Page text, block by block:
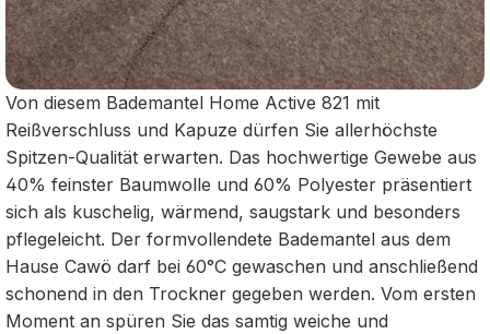
Von diesem Bademantel Home Active 821 mit
Reißverschluss und Kapuze dürfen Sie allerhöchste
Spitzen-Qualität erwarten. Das hochwertige Gewebe aus
40% feinster Baumwolle und 60% Polyester präsentiert
sich als kuschelig, wärmend, saugstark und besonders
pflegeleicht. Der formvollendete Bademantel aus dem
Hause Cawö darf bei 60°C gewaschen und anschließend
schonend in den Trockner gegeben werden. Vom ersten
Moment an spüren Sie das samtig weiche und